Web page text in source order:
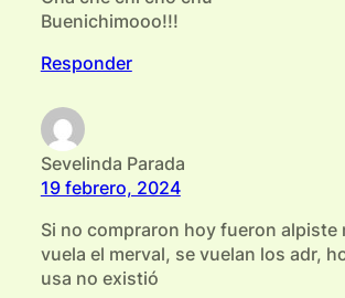
Buenichimooo!!!
Responder
Sevelinda Parada
19 febrero, 2024
Si no compraron hoy fueron alpiste
vuela el merval, se vuelan los adr,
usa no existió